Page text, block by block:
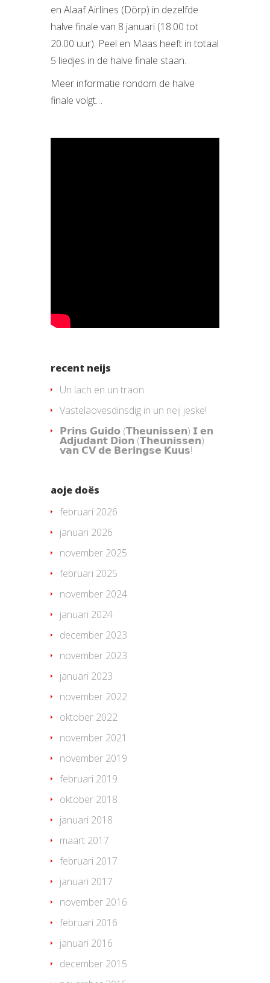
en Alaaf Airlines (Dörp) in dezelfde
halve finale van 8 januari (18.00 tot
20.00 uur). Peel en Maas heeft in totaal
5 liedjes in de halve finale staan.
Meer informatie rondom de halve
finale volgt…
recent neijs
Un lach en un traon
Vastelaovesdinsdig in un neij jeske!
𝗣𝗿𝗶𝗻𝘀 𝗚𝘂𝗶𝗱𝗼 (𝗧𝗵𝗲𝘂𝗻𝗶𝘀𝘀𝗲𝗻) 𝗜 𝗲𝗻
𝗔𝗱𝗷𝘂𝗱𝗮𝗻𝘁 𝗗𝗶𝗼𝗻 (𝗧𝗵𝗲𝘂𝗻𝗶𝘀𝘀𝗲𝗻)
𝘃𝗮𝗻 𝗖𝗩 𝗱𝗲 𝗕𝗲𝗿𝗶𝗻𝗴𝘀𝗲 𝗞𝘂𝘂𝘀!
aoje doës
februari 2026
januari 2026
november 2025
februari 2025
november 2024
januari 2024
december 2023
november 2023
januari 2023
november 2022
oktober 2022
november 2021
november 2019
februari 2019
oktober 2018
januari 2018
maart 2017
februari 2017
januari 2017
november 2016
februari 2016
januari 2016
december 2015